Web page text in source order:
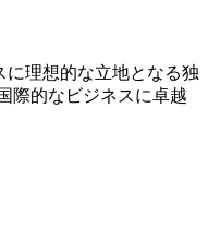
に理想的な立地となる独
際的なビジネスに卓越